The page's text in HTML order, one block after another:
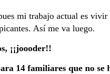
mi trabajo actual es
Así me va luego.
¡¡joooder!!
14 familiares que no se